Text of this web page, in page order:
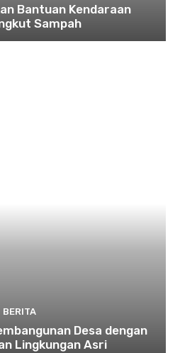
Bantuan Kendaraan
Sampah
BERITA
Desa dengan
Lingkungan Asri